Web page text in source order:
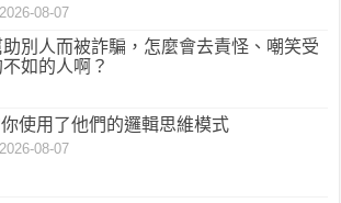
2026-08-07
別人而被詐騙，怎麼會去責怪、嘲笑受
如的人啊？
使用了他們的邏輯思維模式
2026-08-07